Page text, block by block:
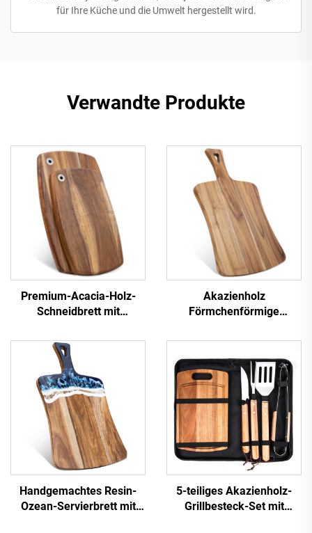
für Ihre Küche und die Umwelt hergestellt wird.
Verwandte Produkte
Premium-Acacia-Holz-
Schneidbrett mit
Akazienholz
Förmchenförmige
Handgemachtes Resin-
Ozean-Servierbrett mit
5-teiliges Akazienholz-
Grillbesteck-Set mit